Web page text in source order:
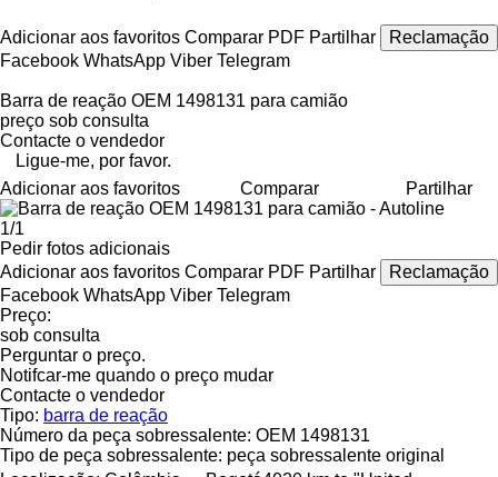
Adicionar aos favoritos Comparar PDF Partilhar
Reclamação
Facebook WhatsApp Viber Telegram
Barra de reação OEM 1498131 para camião
preço sob consulta
Contacte o vendedor
Ligue-me, por favor.
Adicionar aos favoritos
Comparar Partilhar
1/1
Pedir fotos adicionais
Adicionar aos favoritos Comparar PDF Partilhar
Reclamação
Facebook WhatsApp Viber Telegram
Preço:
sob consulta
Perguntar o preço.
Notifcar-me quando o preço mudar
Contacte o vendedor
Tipo: barra de reação
Número da peça sobressalente: OEM 1498131
Tipo de peça sobressalente: peça sobressalente original